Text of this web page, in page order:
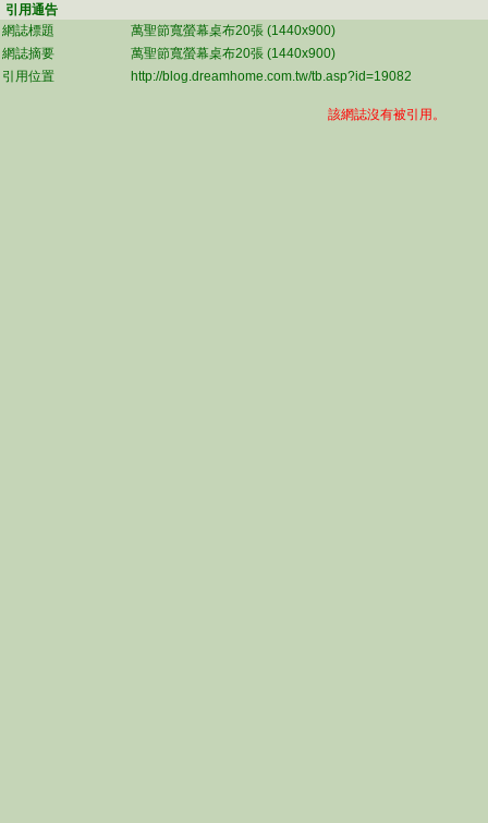
引用通告
網誌標題
萬聖節寬螢幕桌布20張 (1440x900)
網誌摘要
萬聖節寬螢幕桌布20張 (1440x900)
引用位置
http://blog.dreamhome.com.tw/tb.asp?id=19082
該網誌沒有被引用。